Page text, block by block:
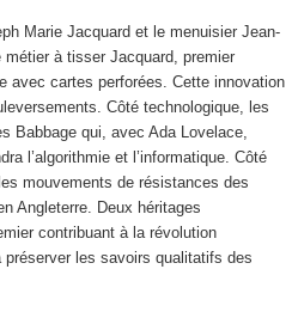
Marie Jacquard et le menuisier Jean-
à tisser Jacquard, premier
avec cartes perforées. Cette innovation
Côté technologique, les
Babbage qui, avec Ada Lovelace,
l’algorithmie et l’informatique. Côté
mouvements de résistances des
Angleterre. Deux héritages
contribuant à la révolution
les savoirs qualitatifs des